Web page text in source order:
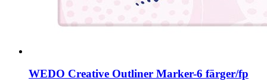
WEDO Creative Outliner Marker-6 färger/fp